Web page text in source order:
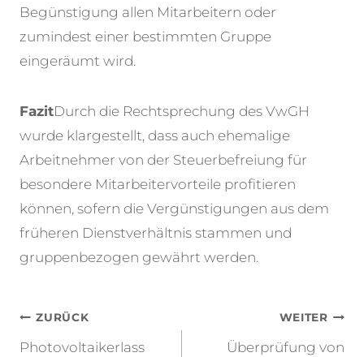
Begünstigung allen Mitarbeitern oder
zumindest einer bestimmten Gruppe
eingeräumt wird.
FazitDurch die Rechtsprechung des VwGH
wurde klargestellt, dass auch ehemalige
Arbeitnehmer von der Steuerbefreiung für
besondere Mitarbeitervorteile profitieren
können, sofern die Vergünstigungen aus dem
früheren Dienstverhältnis stammen und
gruppenbezogen gewährt werden.
Beitragsnavigation
ZURÜCK
Photovoltaikerlass
WEITER
Überprüfung von